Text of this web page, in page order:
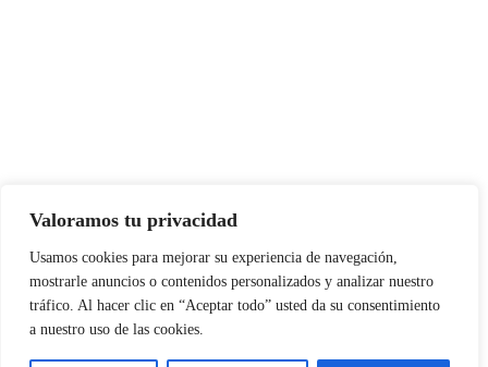
Valoramos tu privacidad
Usamos cookies para mejorar su experiencia de navegación,
mostrarle anuncios o contenidos personalizados y analizar nuestro
tráfico. Al hacer clic en “Aceptar todo” usted da su consentimiento
a nuestro uso de las cookies.